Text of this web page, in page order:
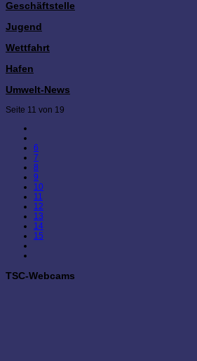
Geschäftstelle
Jugend
Wettfahrt
Hafen
Umwelt-News
Seite 11 von 19
6
7
8
9
10
11
12
13
14
15
TSC-Webcams